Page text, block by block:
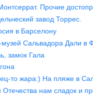
Прочие
завод Торрес.
в Барселону
музей Сальвадора Дали в
замок Гала
то жара:) На пляже в
нам сладок и